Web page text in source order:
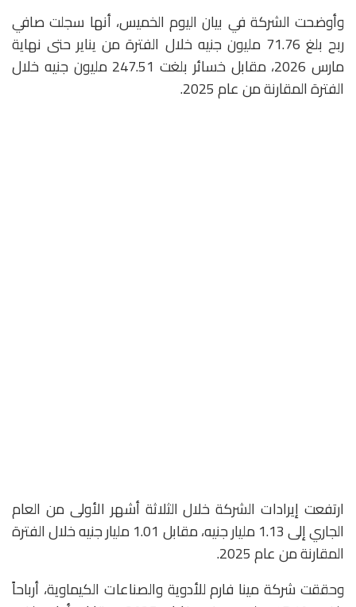
وأوضحت الشركة في بيان اليوم الخميس، أنها سجلت صافي
ربح بلغ 71.76 مليون جنيه خلال الفترة من يناير حتى نهاية
مارس 2026، مقابل خسائر بلغت 247.51 مليون جنيه خلال
الفترة المقارنة من عام 2025.
ارتفعت إيرادات الشركة خلال الثلاثة أشهر الأولى من العام
الجاري إلى 1.13 مليار جنيه، مقابل 1.01 مليار جنيه خلال الفترة
المقارنة من عام 2025.
وحققت شركة مينا فارم للأدوية والصناعات الكيماوية، أرباحاً